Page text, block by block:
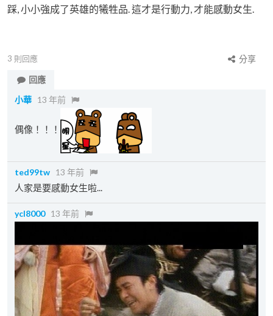
踩, 小小強成了英雄的犧牲品. 這才是行動力, 才能感動女生.
3 則回應
分享
回應
小華 13 年前
偶像！！！
ted99tw 13 年前
人家是要感動女生啦...
ycl8000 13 年前